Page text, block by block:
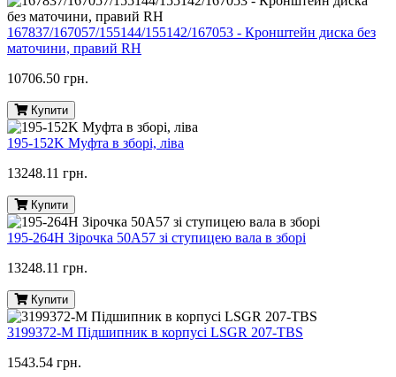
167837/167057/155144/155142/167053 - Кронштейн диска без
маточини, правий RH
10706.50 грн.
Купити
195-152K Муфта в зборі, ліва
13248.11 грн.
Купити
195-264H Зірочка 50A57 зі ступицею вала в зборі
13248.11 грн.
Купити
3199372-M Підшипник в корпусі LSGR 207-TBS
1543.54 грн.